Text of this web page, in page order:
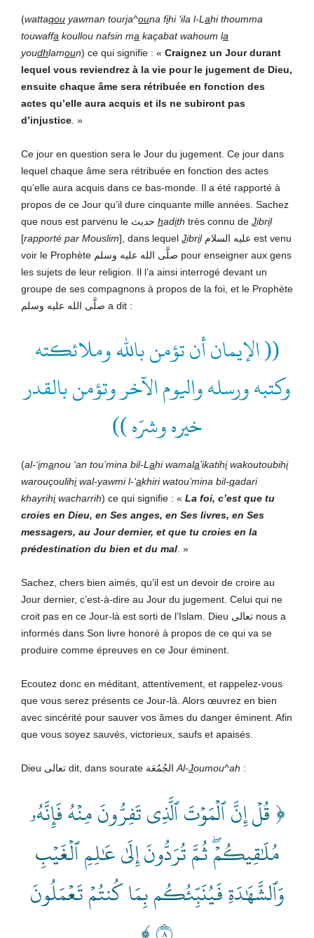
(wattaqou yawman tourja^ouna fihi ‘ila l-L ahi thoumma
touwaffa koullou nafsin ma kaçabat wahoum la
youdhlamoun) ce qui signifie : « Craignez un Jour durant
lequel vous reviendrez à la vie pour le jugement de Dieu,
ensuite chaque âme sera rétribuée en fonction des
actes qu’elle aura acquis et ils ne subiront pas
d’injustice . »
Ce jour en question sera le Jour du jugement. Ce jour dans
lequel chaque âme sera rétribuée en fonction des actes
qu’elle aura acquis dans ce bas-monde. Il a été rapporté à
propos de ce Jour qu’il dure cinquante mille années. Sachez
que nous est parvenu le حديث hadith très connu de Jibril
[rapporté par Mouslim], dans lequel Jibrilعليه السلام est venu
voir le Prophète صلَّى الله عليه وسلم pour enseigner aux gens
les sujets de leur religion. Il l’a ainsi interrogé devant un
groupe de ses compagnons à propos de la foi, et le Prophète
صلَّى الله عليه وسلم a dit :
(( الإيمان أن تؤمن بالله وملائكته
وكتبه ورسله واليوم الآخر وتؤمن بالقدر
خيره وشرّه ))
(al-‘imanou ‘an tou’mina bil-L ahi wamala’ikatihiwakoutoubihi
warouçoulihiwal-yawmi l-‘akhiri watou’mina bil-qadari
khayrihiwacharrih) ce qui signifie : « La foi, c’est que tu
croies en Dieu, en Ses anges, en Ses livres, en Ses
messagers, au Jour dernier, et que tu croies en la
prédestination du bien et du mal . »
Sachez, chers bien aimés, qu’il est un devoir de croire au
Jour dernier, c’est-à-dire au Jour du jugement. Celui qui ne
croit pas en ce Jour-là est sorti de l’Islam. Dieu تعالى nous a
informés dans Son livre honoré à propos de ce qui va se
produire comme épreuves en ce Jour éminent.
Ecoutez donc en méditant, attentivement, et rappelez-vous
que vous serez présents ce Jour-là. Alors œuvrez en bien
avec sincérité pour sauver vos âmes du danger éminent. Afin
que vous soyez sauvés, victorieux, saufs et apaisés.
Al-Joumou^ah :
﴿ قُلۡ إِنَّ ٱلۡمَوۡتَ ٱلَّذِي تَفِرُّونَ مِنۡهُ فَإِنَّهُۥ
مُلَٰقِيكُمۡۖ ثُمَّ تُرَدُّونَ إِلَىٰ عَٰلِمِ ٱلۡغَيۡبِ
وَٱلشَّهَٰدَةِ فَيُنَبِّئُكُم بِمَا كُنتُمۡ تَعۡمَلُونَ